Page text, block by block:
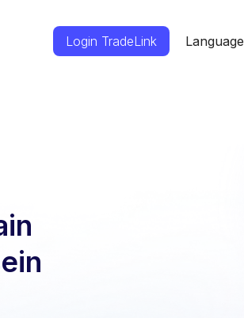
Login TradeLink Language